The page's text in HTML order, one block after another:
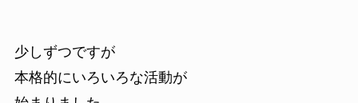
少しずつですが
本格的にいろいろな活動が